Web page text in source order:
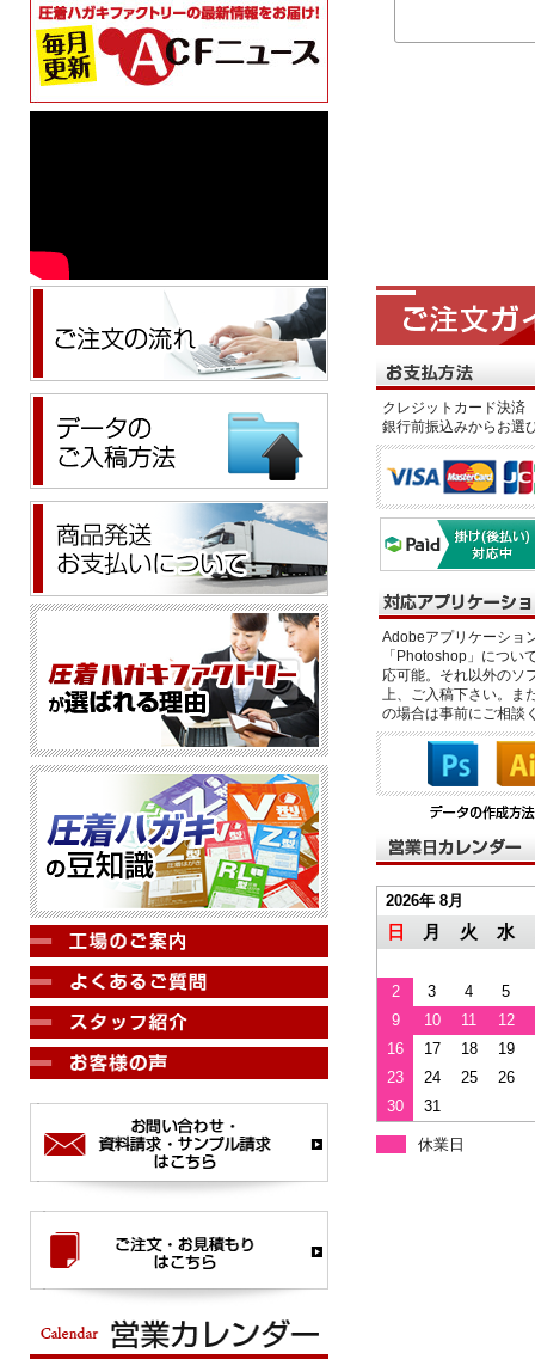
クレジットカード決
銀行前振込みからお選
Adobeアプリケーショ
「Photoshop」につい
応可能。それ以外のソ
上、ご入稿下さい。ま
の場合は事前にご相談
2026年 8月
日 月 火 水
2 3 4
5
9
10 11
12
16
17 18
19
23
24 25
26
30
31
休業日